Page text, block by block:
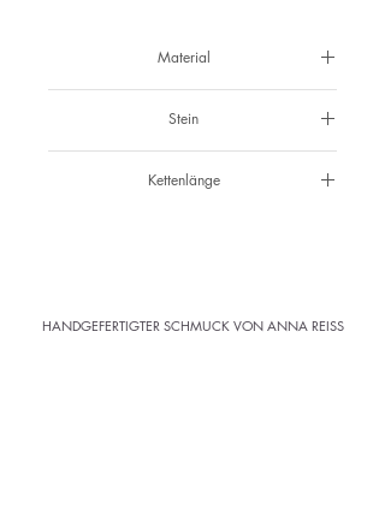
Material
Stein
Kettenlänge
HANDGEFERTIGTER SCHMUCK VON ANNA REISS